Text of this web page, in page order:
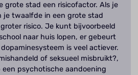
grote stad een risicofactor. Als je
je twaalfde in een grote stad
risico. Je kunt bijvoorbeeld
naar huis lopen, er gebeurt
is veel actiever.
of seksueel misbruikt?,
een psychotische aandoening